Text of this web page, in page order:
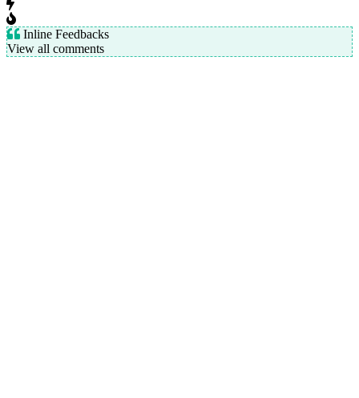
Inline Feedbacks
View all comments